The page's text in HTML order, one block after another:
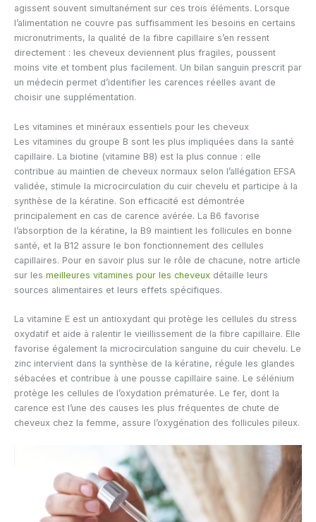
agissent souvent simultanément sur ces trois éléments. Lorsque
l’alimentation ne couvre pas suffisamment les besoins en certains
micronutriments, la qualité de la fibre capillaire s’en ressent
directement : les cheveux deviennent plus fragiles, poussent
moins vite et tombent plus facilement. Un bilan sanguin prescrit par
un médecin permet d’identifier les carences réelles avant de
choisir une supplémentation.
Les vitamines et minéraux essentiels pour les cheveux
Les vitamines du groupe B sont les plus impliquées dans la santé
capillaire. La biotine (vitamine B8) est la plus connue : elle
contribue au maintien de cheveux normaux selon l’allégation EFSA
validée, stimule la microcirculation du cuir chevelu et participe à la
synthèse de la kératine. Son efficacité est démontrée
principalement en cas de carence avérée. La B6 favorise
l’absorption de la kératine, la B9 maintient les follicules en bonne
santé, et la B12 assure le bon fonctionnement des cellules
capillaires. Pour en savoir plus sur le rôle de chacune, notre article
sur les meilleures vitamines pour les cheveux détaille leurs
sources alimentaires et leurs effets spécifiques.
La vitamine E est un antioxydant qui protège les cellules du stress
oxydatif et aide à ralentir le vieillissement de la fibre capillaire. Elle
favorise également la microcirculation sanguine du cuir chevelu. Le
zinc intervient dans la synthèse de la kératine, régule les glandes
sébacées et contribue à une pousse capillaire saine. Le sélénium
protège les cellules de l’oxydation prématurée. Le fer, dont la
carence est l’une des causes les plus fréquentes de chute de
cheveux chez la femme, assure l’oxygénation des follicules pileux.